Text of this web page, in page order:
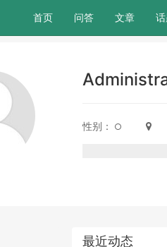
首页(current)
问答 文章
性别：
最近动态